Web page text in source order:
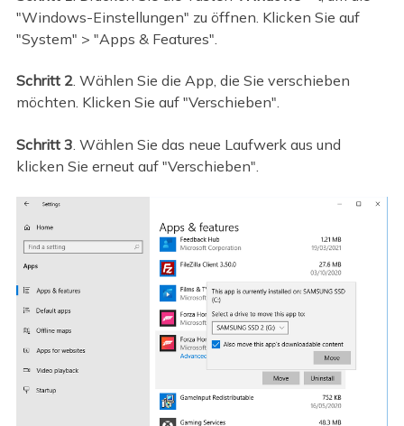
"Windows-Einstellungen" zu öffnen. Klicken Sie auf
"System" > "Apps & Features".
Schritt 2. Wählen Sie die App, die Sie verschieben
möchten. Klicken Sie auf "Verschieben".
Schritt 3 . Wählen Sie das neue Laufwerk aus und
klicken Sie erneut auf "Verschieben".